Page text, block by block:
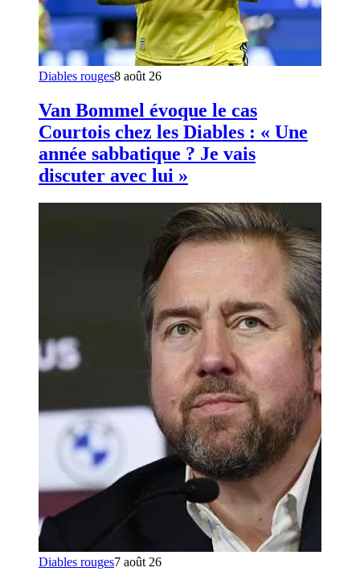
Diables rouges8 août 26
Van Bommel évoque le cas
Courtois chez les Diables : « Une
année sabbatique ? Je vais
discuter avec lui »
Diables rouges7 août 26